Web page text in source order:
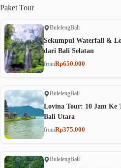
Paket Tour
BulelengBali
Sekumpul Waterfall &
dari Bali Selatan
fromRp650.000
BulelengBali
Lovina Tour: 10 Jam Ke
Bali Utara
fromRp375.000
BulelengBali